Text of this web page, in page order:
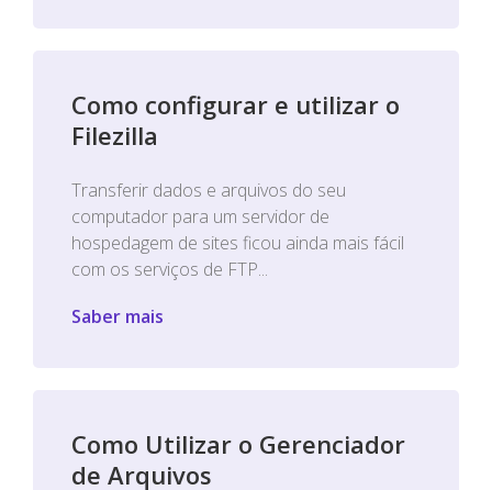
Como configurar e utilizar o
Filezilla
Transferir dados e arquivos do seu
computador para um servidor de
hospedagem de sites ficou ainda mais fácil
com os serviços de FTP...
Saber mais
Como Utilizar o Gerenciador
de Arquivos